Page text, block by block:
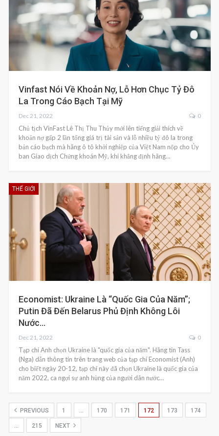
Vinfast Nói Về Khoản Nợ, Lỗ Hơn Chục Tỷ Đô
La Trong Cáo Bạch Tại Mỹ
Dec 21, 2022 0
Chủ tịch VinFast Lê Thị Thu Thủy mới lên tiếng giải thích về
khoản nợ gấp 2 lần tổng giá trị tài sản và lỗ nhiều tỷ đô la trong
bản cáo bạch mà hãng ô tô khởi nghiệp của Việt Nam nộp cho Ủy
ban Giao dịch Chứng khoán Mỹ, khi khẳng định hãng…
THẾ GIỚI
Economist: Ukraine Là “quốc Gia Của Năm”;
Putin Đã Đến Belarus Phủ Định Không Lôi
Nước…
Dec 21, 2022 0
Tạp chí Anh chọn Ukraine là "quốc gia của năm". Hãng tin Tass
(Nga) dẫn thông tin trên trang web của tạp chí Economist (Anh)
cho biết ngày 20-12, tạp chí này đã chọn Ukraine là quốc gia của
năm 2022, ca ngợi sự anh hùng của người dân nước…
PREVIOUS 1 … 170 171 172 173 174
… 215 NEXT